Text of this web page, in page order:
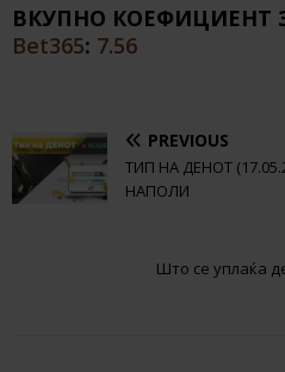
ВКУПНО КОЕФИЦИЕНТ
Bet365: 7.56
PREVIOUS
ТИП НА ДЕНОТ
НАПОЛИ
Што се уплаќа